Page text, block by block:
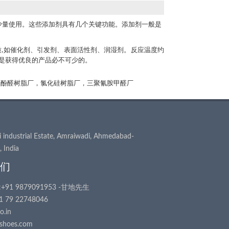
使用。这些添加剂具有几个关键功能。添加剂一般是
催化剂、引发剂、表面活性剂、润湿剂。反应温度约
得优良的产品必不可少的。
醛树脂厂，氯化硅树脂厂，三聚氰胺甲醛厂
Estate, Amraiwadi, Ahmedabad-
India
9879091953 -甘地先生
79 22748046